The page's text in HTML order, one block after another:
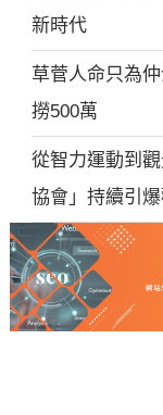
新時代
草菅人命只為
撈500萬
從智力運動到
協會」持續引